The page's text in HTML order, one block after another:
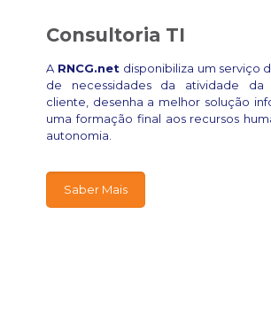
Consultoria TI
A RNCG.net disponibiliza um serviço
de necessidades da atividade da
cliente, desenha a melhor solução
uma formação final aos recursos
autonomia.
Saber Mais